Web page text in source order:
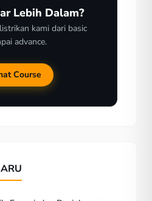
Lebih Dalam?
kami dari basic
advance.
Course